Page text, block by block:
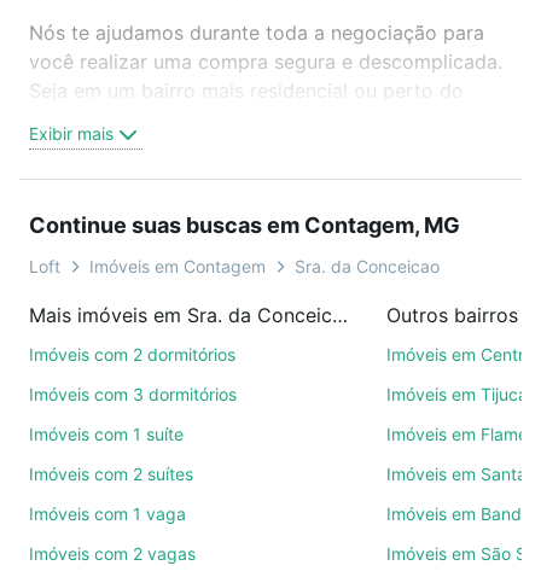
Nós te ajudamos durante toda a negociação para
você realizar uma compra segura e descomplicada.
Seja em um bairro mais residencial ou perto do
oferta ideal de Imóveis com 2 quartos à venda em
Sra. da Conceicao, Contagem, MG para conquistar
videochamada, é grátis, sem compromisso e você
ainda conta com mais de 46 mil corretores e
de imóveis.
ruas, bairros e até condomínios favoritos. Você
também pode usar os filtros como quantidade de
quartos, suítes, com ou sem vaga de garagem para
comodidades, como piscina, academia, salão de
Exibir mais
Continue suas buscas em Contagem, MG
Loft Imóveis em Contagem Sra. da Conceicao
Mais imóveis em Sra. da Conceicao
Imóveis com 2 dormitórios
Imóveis com 3 dormitórios
Imóveis com 1 suíte
Imóveis com 2 suítes
Imóveis com 1 vaga
Imóveis com 2 vagas
Outros bairros
Imóveis em Centro
Imóveis em Tijuca
Imóveis em
Imóveis em Santa
Imóveis em
Imóveis em São